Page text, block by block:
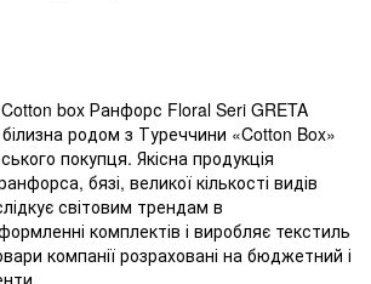
Cotton box Ранфорс Floral Seri GRETA
родом з Туреччини «Cotton Box»
покупця. Якісна продукція
бязі, великої кількості видів
світовим трендам в
комплектів і виробляє текстиль
компанії розраховані на бюджетний і